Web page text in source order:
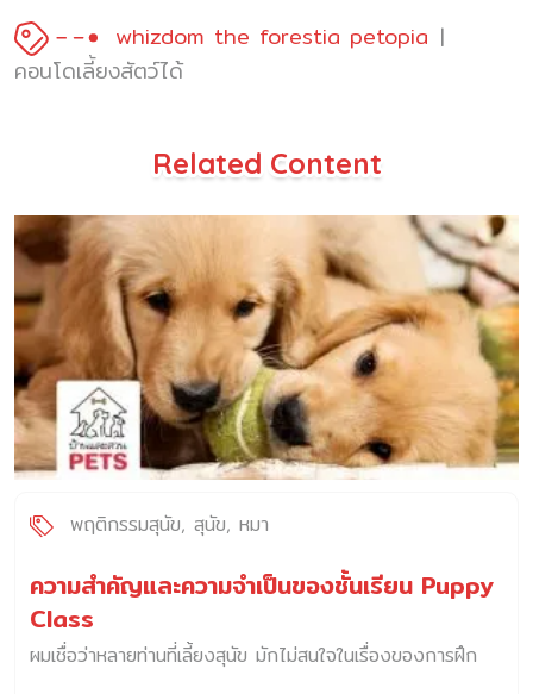
whizdom the forestia petopia
คอนโดเลี้ยงสัตว์ได้
Related Content
พฤติกรรมสุนัข สุนัข หมา
ความสำคัญและความจำเป็นของชั้นเรียน Puppy
Class
ผมเชื่อว่าหลายท่านที่เลี้ยงสุนัข มักไม่สนใจในเรื่องของการฝึก